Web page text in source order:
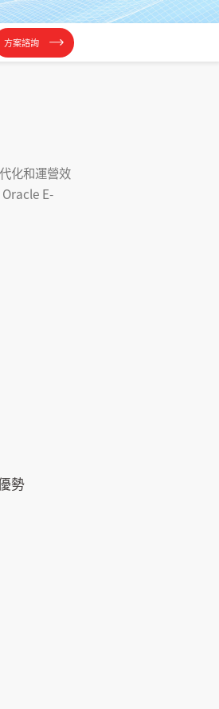
方案諮詢
化和運營效
E-
勢